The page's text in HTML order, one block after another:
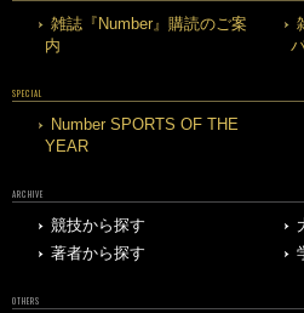
雑誌『Number』購読のご案
内
SPECIAL
Number SPORTS OF THE
YEAR
ARCHIVE
競技から探す
著者から探す
OTHERS